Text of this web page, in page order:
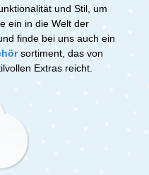
und Stil, um
ein in die Welt der
finde bei uns auch ein
sortiment, das von
Extras reicht.